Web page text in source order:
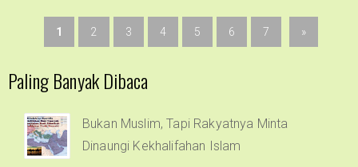
1 2 3 4 5 6 7 »
Paling Banyak Dibaca
Bukan Muslim, Tapi Rakyatnya Minta
Dinaungi Kekhalifahan Islam